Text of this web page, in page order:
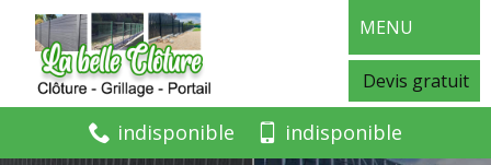
MENU
Devis gratuit
indisponible indisponible